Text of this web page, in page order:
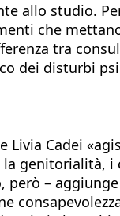
allo studio.
che
tra
dei disturbi
Cadei
la
–